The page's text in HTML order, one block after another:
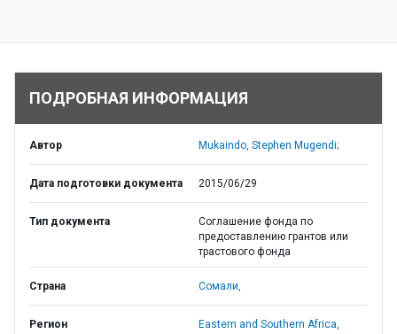
ПОДРОБНАЯ ИНФОРМАЦИЯ
Автор Mukaindo, Stephen Mugendi;
Дата подготовки документа 2015/06/29
Тип документа
Соглашение фонда по
предоставлению грантов или
трастового фонда
Страна Сомали,
Регион Eastern and Southern Africa,